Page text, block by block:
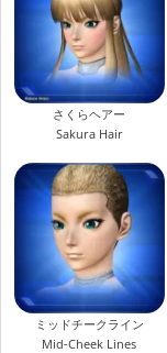
さくらヘアー
Sakura Hair
ミッドチークライン
Mid-Cheek Lines